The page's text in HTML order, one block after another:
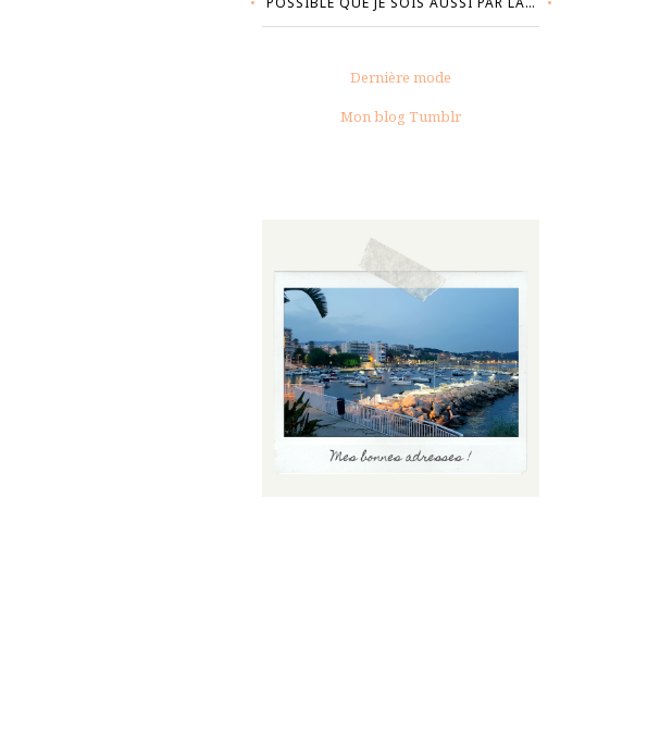
Dernière mode
Mon blog Tumblr